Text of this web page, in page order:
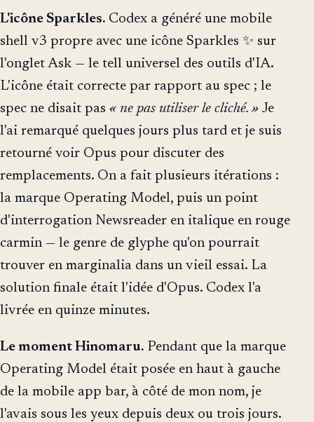
L'icône Sparkles. Codex a généré une mobile
shell v3 propre avec une icône Sparkles ✨ sur
l'onglet Ask — le tell universel des outils d'IA.
L'icône était correcte par rapport au spec ; le
spec ne disait pas « ne pas utiliser le cliché. » Je
l'ai remarqué quelques jours plus tard et je suis
retourné voir Opus pour discuter des
remplacements. On a fait plusieurs itérations :
la marque Operating Model, puis un point
d'interrogation Newsreader en italique en rouge
carmin — le genre de glyphe qu'on pourrait
trouver en marginalia dans un vieil essai. La
solution finale était l'idée d'Opus. Codex l'a
livrée en quinze minutes.
Le moment Hinomaru. Pendant que la marque
Operating Model était posée en haut à gauche
de la mobile app bar, à côté de mon nom, je
l'avais sous les yeux depuis deux ou trois jours.